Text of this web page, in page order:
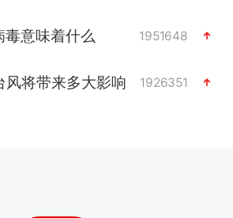
毒意味着什么 1951648
风将带来多大影响 1926351